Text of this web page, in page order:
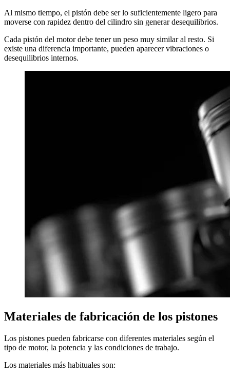
Al mismo tiempo, el pistón debe ser lo suficientemente ligero para
moverse con rapidez dentro del cilindro sin generar desequilibrios.
Cada pistón del motor debe tener un peso muy similar al resto. Si
existe una diferencia importante, pueden aparecer vibraciones o
desequilibrios internos.
Materiales de fabricación de los pistones
Los pistones pueden fabricarse con diferentes materiales según el
tipo de motor, la potencia y las condiciones de trabajo.
Los materiales más habituales son: